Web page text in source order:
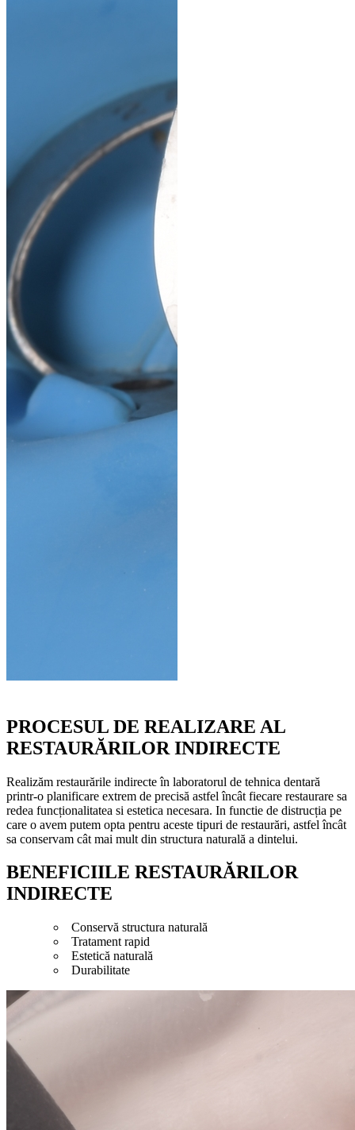
PROCESUL DE REALIZARE AL
RESTAURĂRILOR INDIRECTE
Realizăm restaurările indirecte în laboratorul de tehnica dentară
printr-o planificare extrem de precisă astfel încât fiecare restaurare sa
redea funcționalitatea si estetica necesara. In functie de distrucția pe
care o avem putem opta pentru aceste tipuri de restaurări, astfel încât
sa conservam cât mai mult din structura naturală a dintelui.
BENEFICIILE RESTAURĂRILOR
INDIRECTE
Conservă structura naturală
Tratament rapid
Estetică naturală
Durabilitate